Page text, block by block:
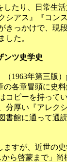
たり、日常生
シアス』『コン
きっかけで、現
した。
ンツ史学史
1963年第三版
各章冒頭に史
コピーを持って
分厚い『アレク
書館に通って通
すが、近世の
ら啓蒙まで」